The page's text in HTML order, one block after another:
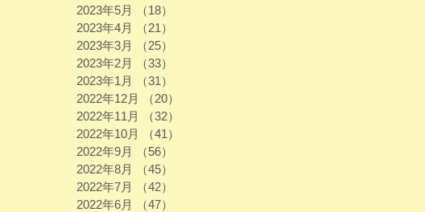
2023年5月
（18）
2023年4月
（21）
2023年3月
（25）
2023年2月
（33）
2023年1月
（31）
2022年12月
（20）
2022年11月
（32）
2022年10月
（41）
2022年9月
（56）
2022年8月
（45）
2022年7月
（42）
2022年6月
（47）